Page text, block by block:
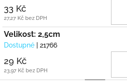
33 Kč
27,27 Kč bez DPH
Velikost: 2,5cm
Dostupné | 21766
29 Kč
23,97 Kč bez DPH